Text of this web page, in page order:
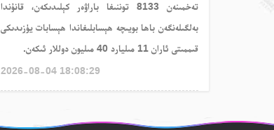
تەخمىنەن 8133 توننىغا باراۋەر كېلىدىكەن، قانۇندا
بەلگىلەنگەن باھا بويىچە ھېسابلىغاندا ھېسابات يۈزىدىكى
قىممىتى ئاران 11 مىليارد 40 مىليون دوللار ئىكەن.
2026-08-04 18:08:29